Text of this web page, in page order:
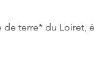
de terre* du Loiret,